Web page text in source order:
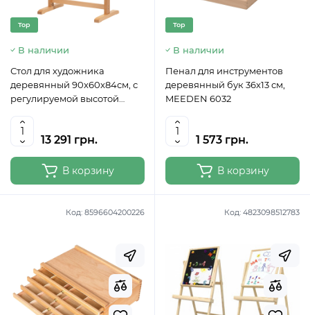
Top
В наличии
Стол для художника
деревянный 90x60x84см, с
регулируемой высотой
13 291 грн.
В корзину
Top
В наличии
Пенал для инструментов
деревянный бук 36x13 см,
MEEDEN 6032
1 573 грн.
В корзину
Код: 8596604200226 Код: 4823098512783